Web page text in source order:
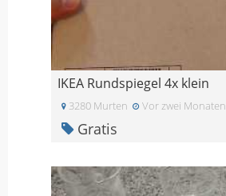
IKEA Rundspiegel 4x klein
3280 Murten Vor zwei Monaten
Gratis